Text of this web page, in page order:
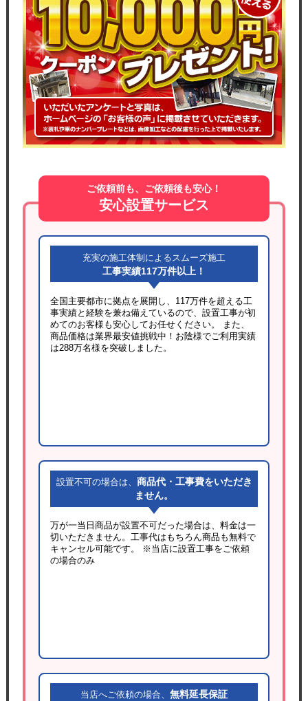
ご依頼前も、ご依頼後も安心！
安心設置サービス
充実の施工体制によるスムーズ施工
工事実績117万件以上！
全国主要都市に拠点を展開し、117万件を超える工
事実績と経験を兼ね備えているので、設置工事が初
めてのお客様も安心してお任せください。 また、
商品価格は業界最安値挑戦中！お陰様でご利用実績
は288万名様を突破しました。
設置不可の場合は、 商品代・工事費をいただき
ません。
万が一当日商品が設置不可だった場合は、料金は一
切いただきません。工事代はもちろん商品も無料で
キャンセル可能です。
※当店に設置工事をご依頼
の場合のみ
当店へご依頼の場合、 無料延長保証